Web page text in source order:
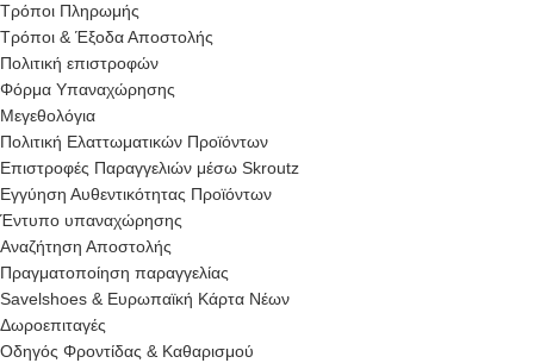
Τρόποι Πληρωμής
Τρόποι & Έξοδα Αποστολής
Πολιτική επιστροφών
Φόρμα Υπαναχώρησης
Μεγεθολόγια
Πολιτική Ελαττωματικών Προϊόντων
Επιστροφές Παραγγελιών μέσω Skroutz
Εγγύηση Αυθεντικότητας Προϊόντων
Έντυπο υπαναχώρησης
Αναζήτηση Αποστολής
Πραγματοποίηση παραγγελίας
Savelshoes & Ευρωπαϊκή Κάρτα Νέων
Δωροεπιταγές
Οδηγός Φροντίδας & Καθαρισμού